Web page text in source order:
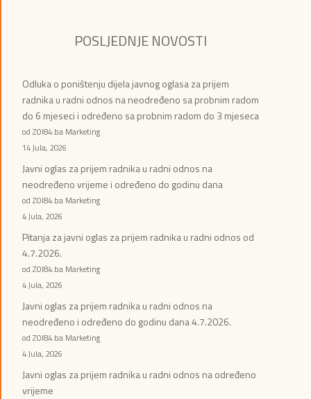
POSLJEDNJE NOVOSTI
Odluka o poništenju dijela javnog oglasa za prijem
radnika u radni odnos na neodređeno sa probnim radom
do 6 mjeseci i određeno sa probnim radom do 3 mjeseca
od ZOI84.ba Marketing
14 Jula, 2026
Javni oglas za prijem radnika u radni odnos na
neodređeno vrijeme i određeno do godinu dana
od ZOI84.ba Marketing
4 Jula, 2026
Pitanja za javni oglas za prijem radnika u radni odnos od
4.7.2026.
od ZOI84.ba Marketing
4 Jula, 2026
Javni oglas za prijem radnika u radni odnos na
neodređeno i određeno do godinu dana 4.7.2026.
od ZOI84.ba Marketing
4 Jula, 2026
Javni oglas za prijem radnika u radni odnos na određeno
vrijeme